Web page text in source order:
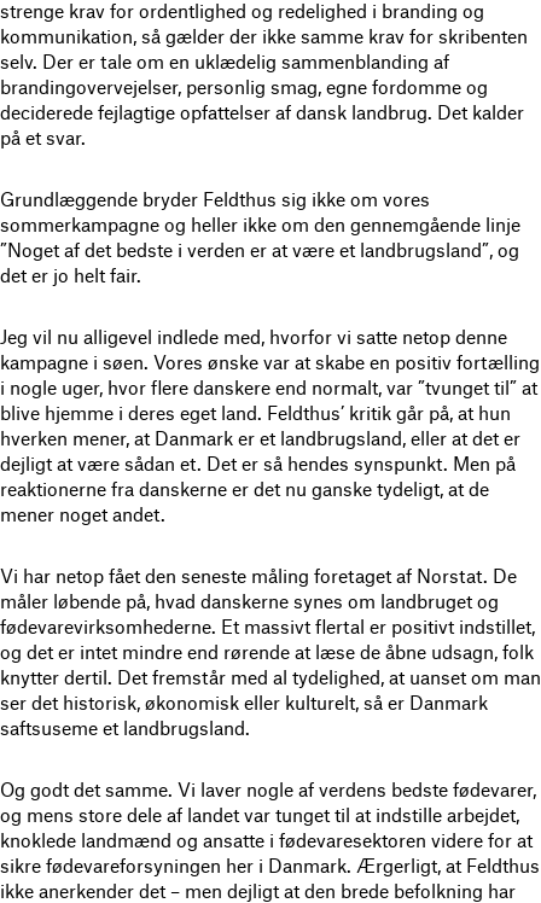
strenge krav for ordentlighed og redelighed i branding og
kommunikation, så gælder der ikke samme krav for skribenten
selv. Der er tale om en uklædelig sammenblanding af
brandingovervejelser, personlig smag, egne fordomme og
deciderede fejlagtige opfattelser af dansk landbrug. Det kalder
på et svar.
Grundlæggende bryder Feldthus sig ikke om vores
sommerkampagne og heller ikke om den gennemgående linje
”Noget af det bedste i verden er at være et landbrugsland”, og
det er jo helt fair.
Jeg vil nu alligevel indlede med, hvorfor vi satte netop denne
kampagne i søen. Vores ønske var at skabe en positiv fortælling
i nogle uger, hvor flere danskere end normalt, var ”tvunget til” at
blive hjemme i deres eget land. Feldthus’ kritik går på, at hun
hverken mener, at Danmark er et landbrugsland, eller at det er
dejligt at være sådan et. Det er så hendes synspunkt. Men på
reaktionerne fra danskerne er det nu ganske tydeligt, at de
mener noget andet.
Vi har netop fået den seneste måling foretaget af Norstat. De
måler løbende på, hvad danskerne synes om landbruget og
fødevarevirksomhederne. Et massivt flertal er positivt indstillet,
og det er intet mindre end rørende at læse de åbne udsagn, folk
knytter dertil. Det fremstår med al tydelighed, at uanset om man
ser det historisk, økonomisk eller kulturelt, så er Danmark
saftsuseme et landbrugsland.
Og godt det samme. Vi laver nogle af verdens bedste fødevarer,
og mens store dele af landet var tunget til at indstille arbejdet,
knoklede landmænd og ansatte i fødevaresektoren videre for at
sikre fødevareforsyningen her i Danmark. Ærgerligt, at Feldthus
ikke anerkender det – men dejligt at den brede befolkning har